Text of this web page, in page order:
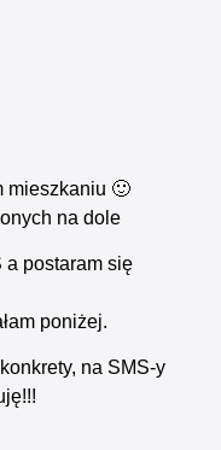
mieszkaniu 🙂
na dole
a postaram się
poniżej.
na SMS-y